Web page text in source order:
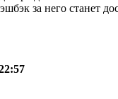
за него станет